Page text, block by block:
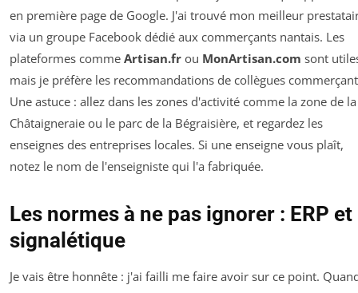
en première page de Google. J'ai trouvé mon meilleur
via un groupe Facebook dédié aux commerçants nantais. Les
plateformes comme Artisan.fr ou MonArtisan.com sont
mais je préfère les recommandations de collègues
Une astuce : allez dans les zones d'activité comme la zone de la
Châtaigneraie ou le parc de la Bégraisière, et regardez les
enseignes des entreprises locales. Si une enseigne vous plaît,
notez le nom de l'enseigniste qui l'a fabriquée.
Les normes à ne pas ignorer : ERP et
signalétique
Je vais être honnête : j'ai failli me faire avoir sur ce point.